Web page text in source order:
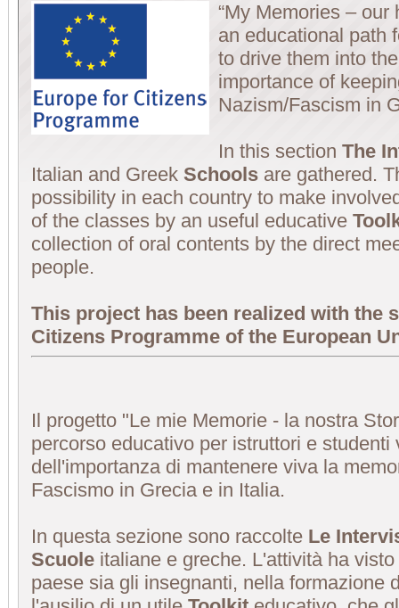
“My Memories – our
an educational path
to drive them into
importance of
Nazism/Fascism in
In this section The
Italian and Greek Schools are gathered.
possibility in each country to make
of the classes by an useful educative
collection of oral contents by the direct
people.
This project has been realized with the
Citizens Programme of the European
Il progetto "Le mie Memorie - la nostra
percorso educativo per istruttori e studenti
dell'importanza di mantenere viva la
Fascismo in Grecia e in Italia.
In questa sezione sono raccolte Le
Scuole italiane e greche. L'attività ha
paese sia gli insegnanti, nella formazione